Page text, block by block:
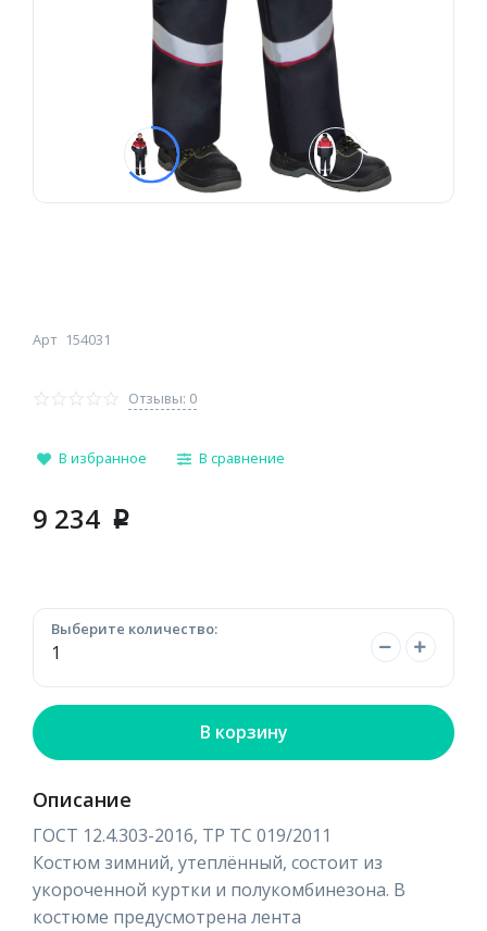
Арт 154031
Отзывы: 0
В избранное В сравнение
9 234 p
Выберите количество:
В корзину
Описание
ГОСТ 12.4.303-2016, ТР ТС 019/2011
Костюм зимний, утеплённый, состоит из
укороченной куртки и полукомбинезона. В
костюме предусмотрена лента